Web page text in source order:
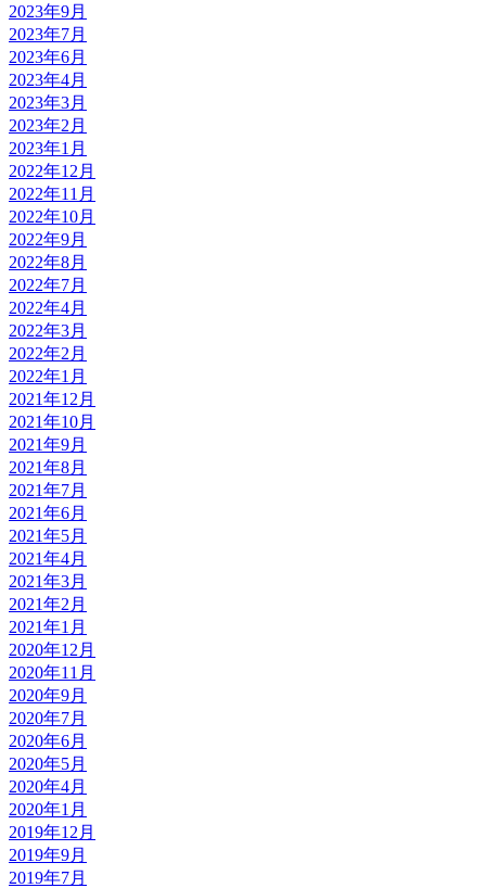
2023年9月
2023年7月
2023年6月
2023年4月
2023年3月
2023年2月
2023年1月
2022年12月
2022年11月
2022年10月
2022年9月
2022年8月
2022年7月
2022年4月
2022年3月
2022年2月
2022年1月
2021年12月
2021年10月
2021年9月
2021年8月
2021年7月
2021年6月
2021年5月
2021年4月
2021年3月
2021年2月
2021年1月
2020年12月
2020年11月
2020年9月
2020年7月
2020年6月
2020年5月
2020年4月
2020年1月
2019年12月
2019年9月
2019年7月